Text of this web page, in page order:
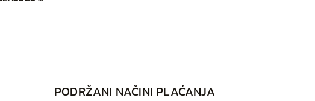
PODRŽANI NAČINI PLAĆANJA